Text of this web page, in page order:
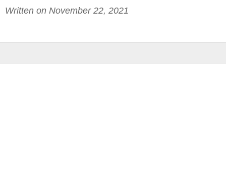
Written on November 22, 2021